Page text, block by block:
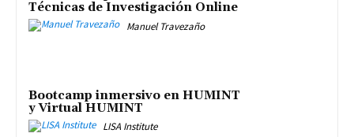
Técnicas de Investigación Online
Manuel Travezaño
Bootcamp inmersivo en HUMINT
y Virtual HUMINT
LISA Institute